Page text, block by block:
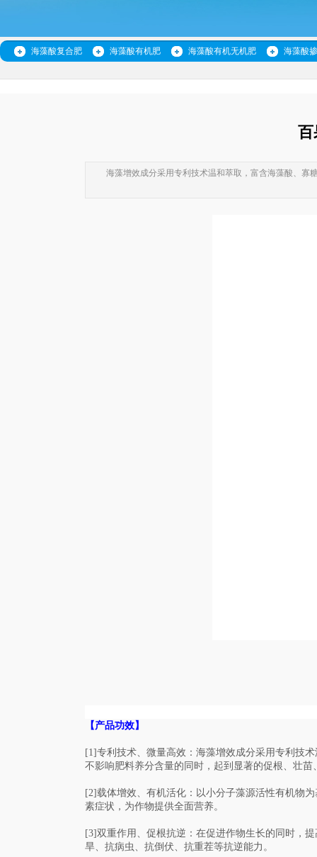
海藻酸复合肥 海藻酸有机肥 海藻酸有机无机肥 海藻酸
百
海藻增效成分采用专利技术温和萃取，富含海藻酸、寡
【产品功效】
[1]专利技术、微量高效：海藻增效成分采用专利技
不影响肥料养分含量的同时，起到显著的促根、壮苗
[2]载体增效、有机活化：以小分子藻源活性有机物
素症状，为作物提供全面营养。
[3]双重作用、促根抗逆：在促进作物生长的同时，
旱、抗病虫、抗倒伏、抗重茬等抗逆能力。